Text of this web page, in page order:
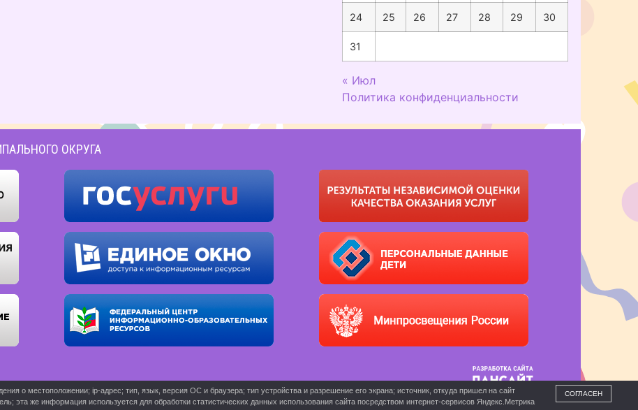
24 25 26 27 28 29 30
31
« Июл
Политика конфиденциальности
ОКРУГА
о местоположении; ip-адрес; тип, язык, версия ОС и браузера; тип устройства и разрешение его экрана; источник, откуда пришел на сайт
эта же информация используется для обработки статистических данных использования сайта посредством интернет-сервисов Яндекс.Метрика
СОГЛАСЕН